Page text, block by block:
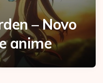
– Novo
anime